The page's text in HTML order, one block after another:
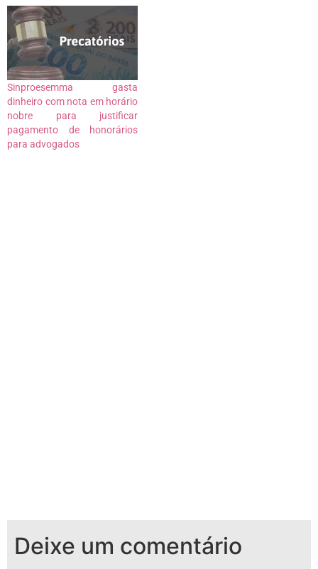
Sinproesemma gasta
dinheiro com nota em horário
nobre para justificar
pagamento de honorários
para advogados
Deixe um comentário